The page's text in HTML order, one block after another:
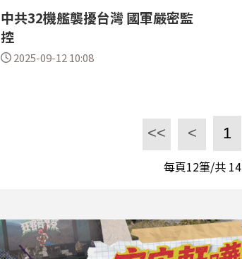
中共32機艦襲擾台灣 國軍嚴密監
控
2025-09-12 10:08
<< < 1
每頁12筆/共 14